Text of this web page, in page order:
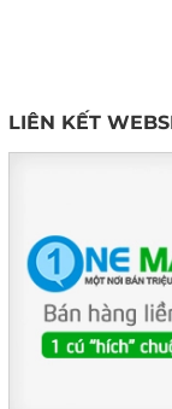
LIÊN KẾT